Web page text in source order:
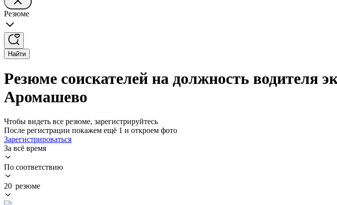
Резюме
Найти
Резюме соискателей на должность водителя
Аромашево
Чтобы видеть все резюме, зарегистрируйтесь
После регистрации покажем ещё 1 и откроем фото
Зарегистрироваться
За всё время
По соответствию
20 резюме